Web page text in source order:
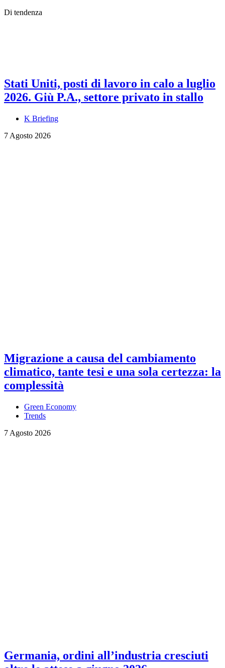
Di tendenza
Stati Uniti, posti di lavoro in calo a luglio
2026. Giù P.A., settore privato in stallo
K Briefing
7 Agosto 2026
Migrazione a causa del cambiamento
climatico, tante tesi e una sola certezza: la
complessità
Green Economy
Trends
7 Agosto 2026
Germania, ordini all’industria cresciuti